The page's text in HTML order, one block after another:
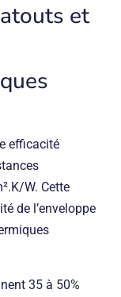
et
efficacité
W. Cette
de l’enveloppe
35 à 50%